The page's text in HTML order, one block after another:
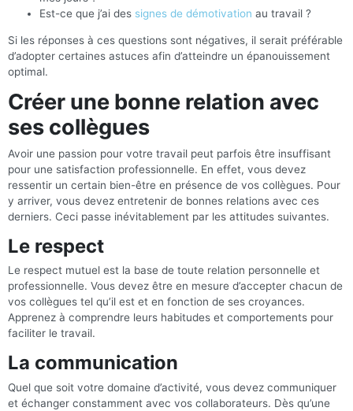
Est-ce que j’ai des signes de démotivation au travail ?
Si les réponses à ces questions sont négatives, il serait préférable
d’adopter certaines astuces afin d’atteindre un épanouissement
optimal.
Créer une bonne relation avec
ses collègues
Avoir une passion pour votre travail peut parfois être insuffisant
pour une satisfaction professionnelle. En effet, vous devez
ressentir un certain bien-être en présence de vos collègues. Pour
y arriver, vous devez entretenir de bonnes relations avec ces
derniers. Ceci passe inévitablement par les attitudes suivantes.
Le respect
Le respect mutuel est la base de toute relation personnelle et
professionnelle. Vous devez être en mesure d’accepter chacun de
vos collègues tel qu’il est et en fonction de ses croyances.
Apprenez à comprendre leurs habitudes et comportements pour
faciliter le travail.
La communication
Quel que soit votre domaine d’activité, vous devez communiquer
et échanger constamment avec vos collaborateurs. Dès qu’une